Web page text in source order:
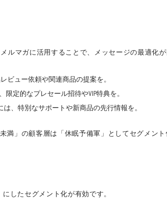
ルマガに活用することで、メッセージの最適化が
ビュー依頼や関連商品の提案を。
定的なプレセール招待やVIP特典を。
、特別なサポートや新商品の先行情報を。
満」の顧客層は「休眠予備軍」としてセグメン
したセグメント化が有効です。